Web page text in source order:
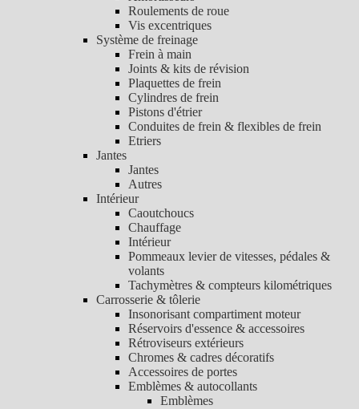
Roulements de roue
Vis excentriques
Système de freinage
Frein à main
Joints & kits de révision
Plaquettes de frein
Cylindres de frein
Pistons d'étrier
Conduites de frein & flexibles de frein
Etriers
Jantes
Jantes
Autres
Intérieur
Caoutchoucs
Chauffage
Intérieur
Pommeaux levier de vitesses, pédales &
volants
Tachymètres & compteurs kilométriques
Carrosserie & tôlerie
Insonorisant compartiment moteur
Réservoirs d'essence & accessoires
Rétroviseurs extérieurs
Chromes & cadres décoratifs
Accessoires de portes
Emblèmes & autocollants
Emblèmes